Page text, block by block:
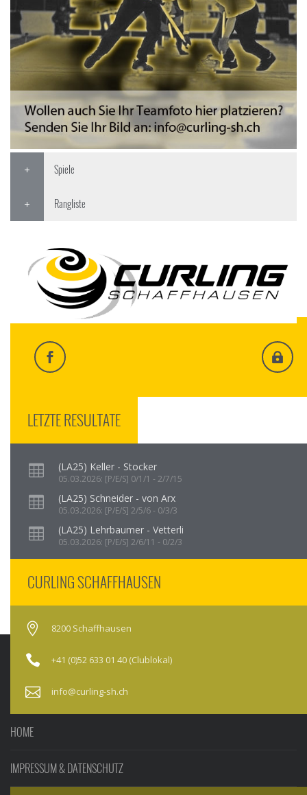
Spiele
Rangliste
LETZTE RESULTATE
(LA25) Keller - Stocker
05.03.2026: [P/E/S] 0/1/1 - 2/7/15
(LA25) Schneider - von Arx
05.03.2026: [P/E/S] 2/5/6 - 0/3/3
(LA25) Lehrbaumer - Vetterli
05.03.2026: [P/E/S] 2/6/11 - 0/2/3
CURLING SCHAFFHAUSEN
8200 Schaffhausen
+41 (0)52 633 01 40 (Clublokal)
info@curling-sh.ch
HOME
IMPRESSUM & DATENSCHUTZ